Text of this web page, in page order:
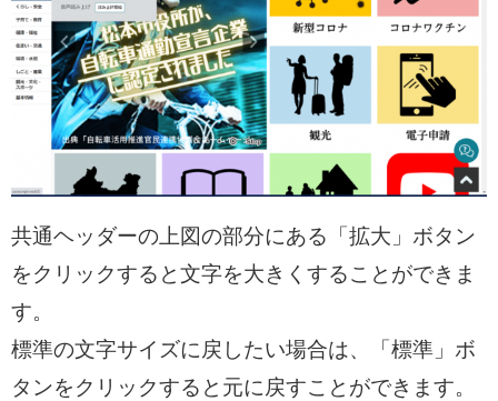
共通ヘッダーの上図の部分にある「拡大」ボタン
をクリックすると文字を大きくすることができま
す。
標準の文字サイズに戻したい場合は、「標準」ボ
タンをクリックすると元に戻すことができます。